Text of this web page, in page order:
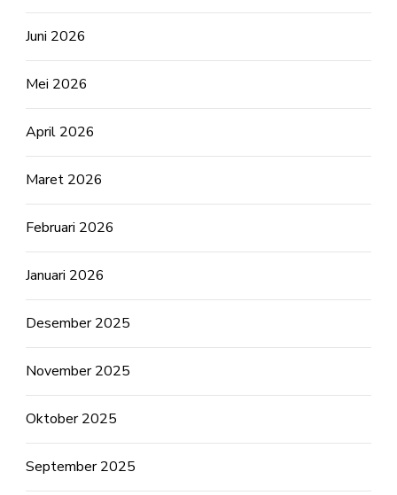
Juni 2026
Mei 2026
April 2026
Maret 2026
Februari 2026
Januari 2026
Desember 2025
November 2025
Oktober 2025
September 2025